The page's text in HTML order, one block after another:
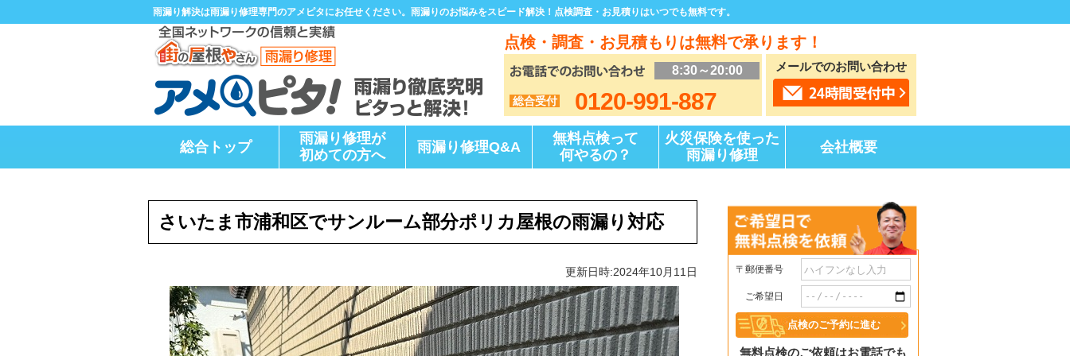
雨漏り解決は雨漏り修理専門のアメピタにお任せください。雨漏りのお悩みをスピード解決！点検調査・お見積りはいつでも無料です。
点検・調査・お見積もりは無料で承ります！
8:30～20:00
総合受付 0120-991-887
メールでのお問い合わせ
総合トップ
雨漏り修理が
初めての方へ
雨漏り修理Q&A
無料点検って
何やるの？
火災保険を使った
雨漏り修理
会社概要
さいたま市浦和区でサンルーム部分ポリカ屋根の雨漏り対応
更新日時:2024年10月11日 〒郵便番号
ご希望日
無料点検のご依頼はお電話でも